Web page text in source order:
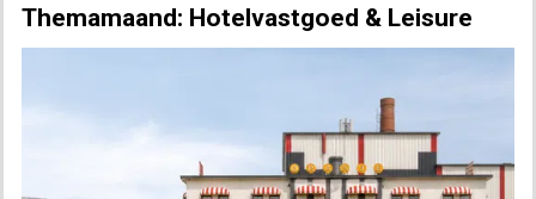
Themamaand: Hotelvastgoed & Leisure